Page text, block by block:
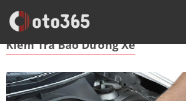
Trang Chủ Kiểm Tra Bảo Dưỡng Xe
Kiểm Tra Bảo Dưỡng Xe